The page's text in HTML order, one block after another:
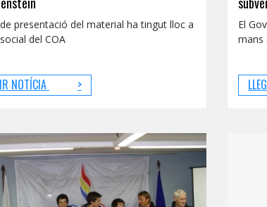
de presentació del material ha tingut lloc a
del COA
NOTÍCIA >
El
mans